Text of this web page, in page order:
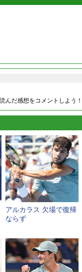
んだ感想をコメントしよう！
アルカラス 欠場で復帰
ならず